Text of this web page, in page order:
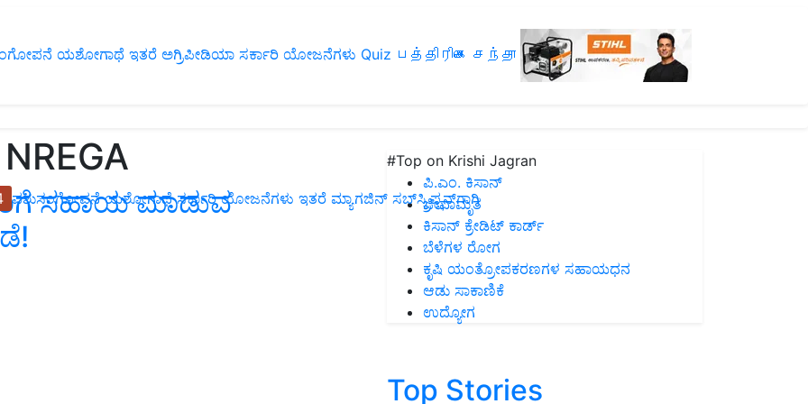
ಯಶೋಗಾಥೆ ಇತರೆ ಅಗ್ರಿಪೀಡಿಯಾ ಸರ್ಕಾರಿ ಯೋಜನೆಗಳು Quiz பத்திரிகை சந்தா
ಪಶುಸಂಗೋಪನೆ ಯಶೋಗಾಥೆ ಸರ್ಕಾರಿ ಯೋಜನೆಗಳು ಇತರೆ ಮ್ಯಾಗಜಿನ್‌ ಸಬ್‌ಸ್ಕ್ರಿಪ್ಷನ್‌ಗಾಗಿ
ಸಹಾಯ ಮಾಡುವ
#Top on Krishi Jagran
ಪಿ.ಎಂ. ಕಿಸಾನ್
ಜೀವಾಮೃತ
ಕಿಸಾನ್ ಕ್ರೇಡಿಟ್ ಕಾರ್ಡ್
ಬೆಳೆಗಳ ರೋಗ
ಕೃಷಿ ಯಂತ್ರೋಪಕರಣಗಳ ಸಹಾಯಧನ
ಆಡು ಸಾಕಾಣಿಕೆ
ಉದ್ಯೋಗ
Top Stories